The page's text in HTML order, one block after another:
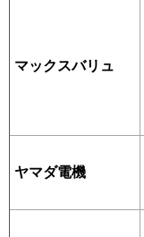
マックスバリュ
ヤマダ電機